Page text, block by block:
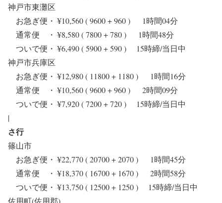
神戸市東灘区
お急ぎ便・ ¥10,560 ( 9600 + 960 ) 1時間04分
通常便 ・ ¥8,580 ( 7800 + 780 ) 1時間48分
ついで便・ ¥6,490 ( 5900 + 590 ) 15時締/当日中
神戸市兵庫区
お急ぎ便・ ¥12,980 ( 11800 + 1180 ) 1時間16分
通常便 ・ ¥10,560 ( 9600 + 960 ) 2時間09分
ついで便・ ¥7,920 ( 7200 + 720 ) 15時締/当日中
|
さ行
篠山市
お急ぎ便・ ¥22,770 ( 20700 + 2070 ) 1時間45分
通常便 ・ ¥18,370 ( 16700 + 1670 ) 2時間58分
ついで便・ ¥13,750 ( 12500 + 1250 ) 15時締/当日中